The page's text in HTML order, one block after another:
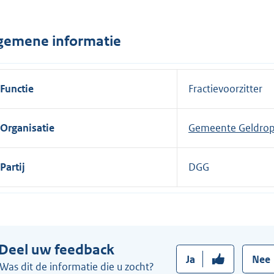
l
n
:
informatie
Functie Fractievoorzitter
Organisatie Gemeente
Partij DGG
uw feedback
Was dit de informatie die u zocht?
Ja Nee